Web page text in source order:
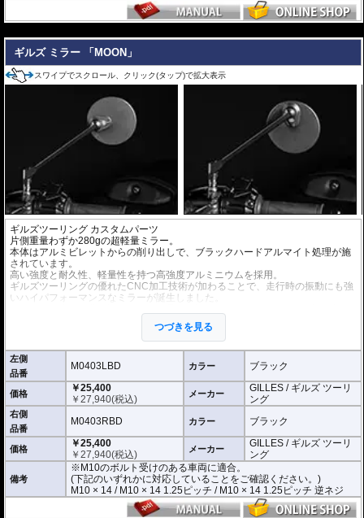
ギルズ ミラー 「MOON」
スワイプでスクロール、クリック(タップ)で拡大表示
ギルズツーリング カスタムパーツ
片側重量わずか280gの超軽量ミラー。
本体はアルミビレットからの削り出しで、ブラックハードアルマイト処理が施
されています。
高い強度と耐久性、軽量性を持つ高強度アルミニウムを採用。
ギルズツーリングの優れたCNC加工技術が加わることで、走行時の振動にも強
いハイパフォーマンスなミラーが誕生しました。
付属アダプターは汎用性が高く、多くの車種にご利用いただけます。
※車検対応
※左右別売
※商品は汎用品です。
(取付確認がされているものは下記の適合検索で適合品番をご確認いただけま
す。)
M0403LBD / M0403RBD : M10のボルト受けのある車両に適合
※車体側のミラーの取り付け部分が下記のいずれかのネジに対応していること
をご確認ください。
M10 × 14 / M10 × 14 1.25ピッチ / M10 × 14 1.25ピッチ 逆ネジ
M0404LBD / M0404RBD : M8のボルト受けのある車両に適合
※車体側のミラーの取り付け部分が下記のいずれかのネジに対応していること
つづきを見る
左側
品番
M0403LBD カラー ブラック
価格
￥25,400
￥27,940(税込) メーカー
GILLES / ギルズ ツーリ
ング
右側
品番
M0403RBD カラー ブラック
価格
￥25,400
￥27,940(税込) メーカー
GILLES / ギルズ ツーリ
ング
備考
※M10のボルト受けのある車両に適合。
(下記のいずれかに対応していることをご確認ください。)
M10 × 14 / M10 × 14 1.25ピッチ / M10 × 14 1.25ピッチ 逆ネジ